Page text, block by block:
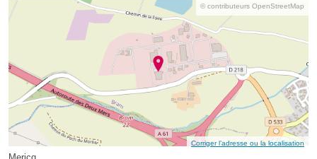
© contributeurs OpenStreetMap
Corriger l’adresse ou la localisation